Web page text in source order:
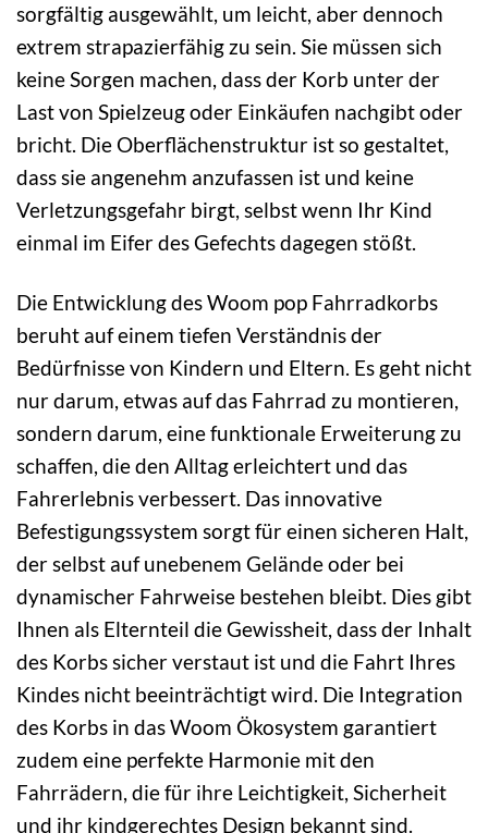
sorgfältig ausgewählt, um leicht, aber dennoch
extrem strapazierfähig zu sein. Sie müssen sich
keine Sorgen machen, dass der Korb unter der
Last von Spielzeug oder Einkäufen nachgibt oder
bricht. Die Oberflächenstruktur ist so gestaltet,
dass sie angenehm anzufassen ist und keine
Verletzungsgefahr birgt, selbst wenn Ihr Kind
einmal im Eifer des Gefechts dagegen stößt.
Die Entwicklung des Woom pop Fahrradkorbs
beruht auf einem tiefen Verständnis der
Bedürfnisse von Kindern und Eltern. Es geht nicht
nur darum, etwas auf das Fahrrad zu montieren,
sondern darum, eine funktionale Erweiterung zu
schaffen, die den Alltag erleichtert und das
Fahrerlebnis verbessert. Das innovative
Befestigungssystem sorgt für einen sicheren Halt,
der selbst auf unebenem Gelände oder bei
dynamischer Fahrweise bestehen bleibt. Dies gibt
Ihnen als Elternteil die Gewissheit, dass der Inhalt
des Korbs sicher verstaut ist und die Fahrt Ihres
Kindes nicht beeinträchtigt wird. Die Integration
des Korbs in das Woom Ökosystem garantiert
zudem eine perfekte Harmonie mit den
Fahrrädern, die für ihre Leichtigkeit, Sicherheit
und ihr kindgerechtes Design bekannt sind.